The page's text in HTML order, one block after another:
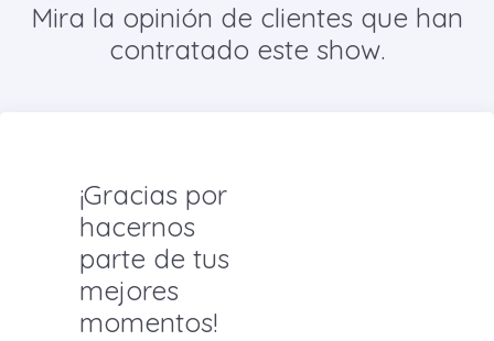
Mira la opinión de clientes que han
contratado este show.
¡Gracias por
hacernos
parte de tus
mejores
momentos!